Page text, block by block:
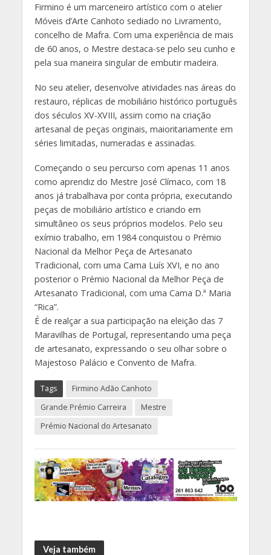
Firmino é um marceneiro artístico com o atelier
Móveis d’Arte Canhoto sediado no Livramento,
concelho de Mafra. Com uma experiência de mais
de 60 anos, o Mestre destaca-se pelo seu cunho e
pela sua maneira singular de embutir madeira.
No seu atelier, desenvolve atividades nas áreas do
restauro, réplicas de mobiliário histórico português
dos séculos XV-XVIII, assim como na criação
artesanal de peças originais, maioritariamente em
séries limitadas, numeradas e assinadas.
Começando o seu percurso com apenas 11 anos
como aprendiz do Mestre José Clímaco, com 18
anos já trabalhava por conta própria, executando
peças de mobiliário artístico e criando em
simultâneo os seus próprios modelos. Pelo seu
exímio trabalho, em 1984 conquistou o Prémio
Nacional da Melhor Peça de Artesanato
Tradicional, com uma Cama Luís XVI, e no ano
posterior o Prémio Nacional da Melhor Peça de
Artesanato Tradicional, com uma Cama D.ª Maria
“Rica”.
É de realçar a sua participação na eleição das 7
Maravilhas de Portugal, representando uma peça
de artesanato, expressando o seu olhar sobre o
Majestoso Palácio e Convento de Mafra.
Tags
Firmino Adão Canhoto
Grande Prémio Carreira
Mestre
Prémio Nacional do Artesanato
Veja também